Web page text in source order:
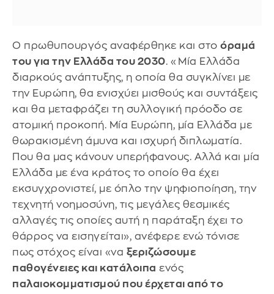
Ο πρωθυπουργός αναφέρθηκε και στο όραμά
του για την Ελλάδα του 2030. «Μία Ελλάδα
διαρκούς ανάπτυξης, η οποία θα συγκλίνει με
την Ευρώπη, θα ενισχύει μισθούς και συντάξεις
και θα μεταφράζει τη συλλογική πρόοδο σε
ατομική προκοπή. Μία Ευρώπη, μία Ελλάδα με
θωρακισμένη άμυνα και ισχυρή διπλωματία.
Που θα μας κάνουν υπερήφανους. Αλλά και μία
Ελλάδα με ένα κράτος το οποίο θα έχει
εκσυγχρονιστεί, με όπλο την ψηφιοποίηση, την
τεχνητή νοημοσύνη, τις μεγάλες θεσμικές
αλλαγές τις οποίες αυτή η παράταξη έχει το
θάρρος να εισηγείται», ανέφερε ενώ τόνισε
πως στόχος είναι «να ξεριζώσουμε
παθογένειες και κατάλοιπα ενός
παλαιοκομματισμού που έρχεται από το